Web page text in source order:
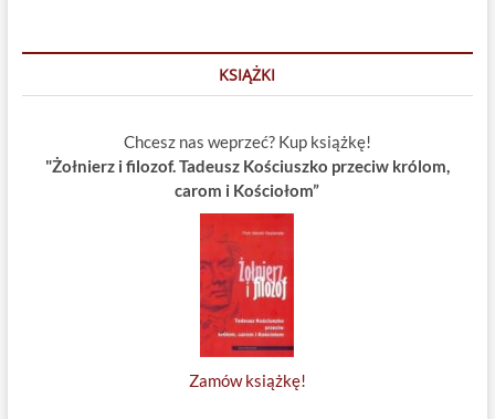
KSIĄŻKI
Chcesz nas weprzeć? Kup książkę!
"Żołnierz i filozof. Tadeusz Kościuszko przeciw królom,
carom i Kościołom”
Zamów książkę!